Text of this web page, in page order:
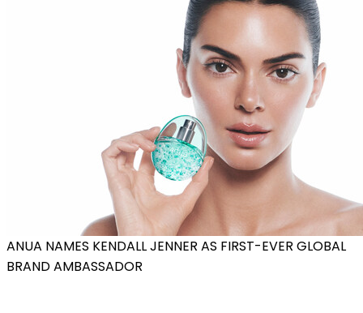
ANUA NAMES KENDALL JENNER AS FIRST-EVER GLOBAL
BRAND AMBASSADOR